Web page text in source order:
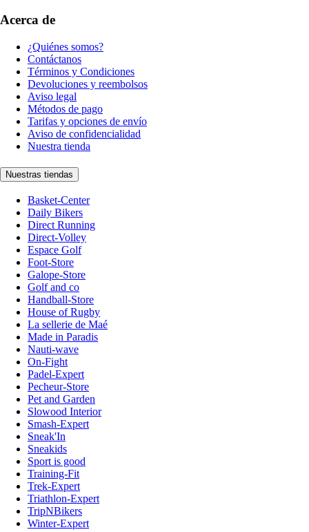
Acerca de
¿Quiénes somos?
Contáctanos
Términos y Condiciones
Devoluciones y reembolsos
Aviso legal
Métodos de pago
Tarifas y opciones de envío
Aviso de confidencialidad
Nuestra tienda
Nuestras tiendas
Basket-Center
Daily Bikers
Direct Running
Direct-Volley
Espace Golf
Foot-Store
Galope-Store
Golf and co
Handball-Store
House of Rugby
La sellerie de Maé
Made in Paradis
Nauti-wave
On-Fight
Padel-Expert
Pecheur-Store
Pet and Garden
Slowood Interior
Smash-Expert
Sneak'In
Sneakids
Sport is good
Training-Fit
Trek-Expert
Triathlon-Expert
TripNBikers
Winter-Expert